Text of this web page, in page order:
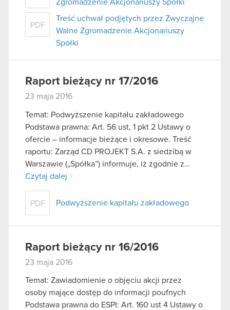
Zgromadzenie Akcjonariuszy Spółki
PDF
Treść uchwał podjętych przez Zwyczajne
Walne Zgromadzenie Akcjonariuszy
Spółki
Raport bieżący nr 17/2016
23 maja 2016
Temat: Podwyższenie kapitału zakładowego
Podstawa prawna: Art. 56 ust, 1 pkt 2 Ustawy o
ofercie – informacje bieżące i okresowe. Treść
raportu: Zarząd CD PROJEKT S.A. z siedzibą w
Warszawie („Spółka”) informuje, iż zgodnie z…
Czytaj dalej
PDF Podwyższenie kapitału zakładowego
Raport bieżący nr 16/2016
23 maja 2016
Temat: Zawiadomienie o objęciu akcji przez
osoby mające dostęp do informacji poufnych
Podstawa prawna do ESPI: Art. 160 ust 4 Ustawy o